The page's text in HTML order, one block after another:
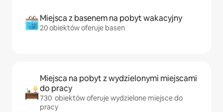
Miejsca z basenem na pobyt wakacyjny
20 obiektów oferuje basen
Miejsca na pobyt z wydzielonymi miejscami
do pracy
730 obiektów oferuje wydzielone miejsce do
pracy